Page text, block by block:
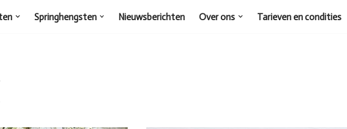
Springhengsten Nieuwsberichten Over ons Tarieven en condities